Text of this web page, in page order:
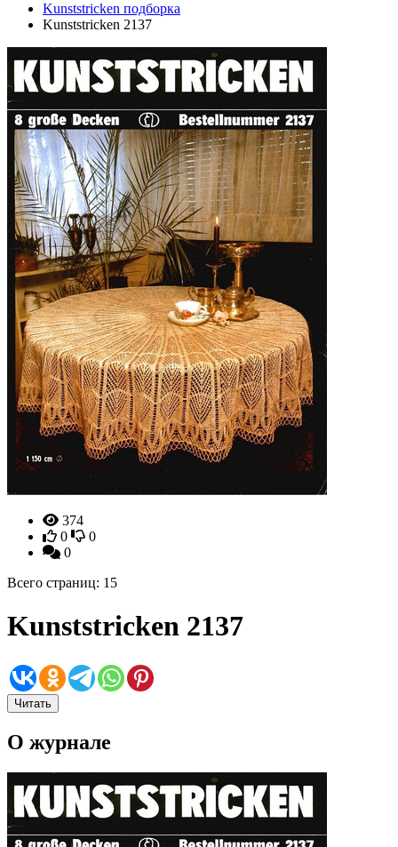
Kunststricken подборка
Kunststricken 2137
374
0
0
0
Всего страниц: 15
Kunststricken 2137
Читать
О журнале